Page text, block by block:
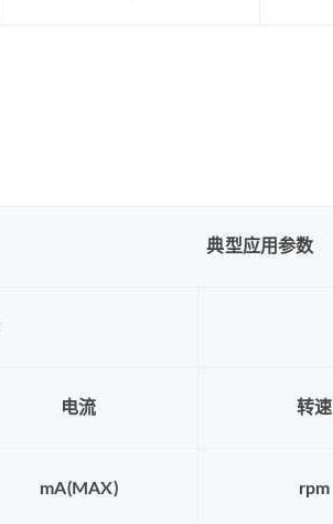
典型应用参数
电流 转速
mA(MAX) rpm